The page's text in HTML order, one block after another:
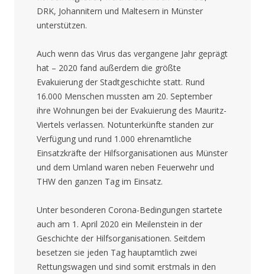
DRK, Johannitern und Maltesern in Münster
unterstützen.
Auch wenn das Virus das vergangene Jahr geprägt
hat – 2020 fand außerdem die größte
Evakuierung der Stadtgeschichte statt. Rund
16.000 Menschen mussten am 20. September
ihre Wohnungen bei der Evakuierung des Mauritz-
Viertels verlassen. Notunterkünfte standen zur
Verfügung und rund 1.000 ehrenamtliche
Einsatzkräfte der Hilfsorganisationen aus Münster
und dem Umland waren neben Feuerwehr und
THW den ganzen Tag im Einsatz.
Unter besonderen Corona-Bedingungen startete
auch am 1. April 2020 ein Meilenstein in der
Geschichte der Hilfsorganisationen. Seitdem
besetzen sie jeden Tag hauptamtlich zwei
Rettungswagen und sind somit erstmals in den